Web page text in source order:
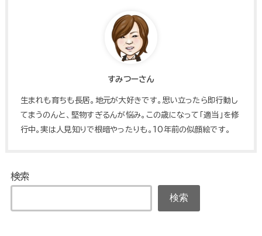
すみつーさん
生まれも育ちも長居。地元が大好きです。思い立ったら即行動し
てまうのんと、堅物すぎるんが悩み。この歳になって「適当」を修
行中。実は人見知りで根暗やったりも。10年前の似顔絵です。
検索
検索